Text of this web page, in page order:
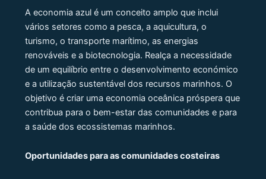
A economia azul é um conceito amplo que inclui
vários setores como a pesca, a aquicultura, o
turismo, o transporte marítimo, as energias
renováveis ​​e a biotecnologia. Realça a necessidade
de um equilíbrio entre o desenvolvimento económico
e a utilização sustentável dos recursos marinhos. O
objetivo é criar uma economia oceânica próspera que
contribua para o bem-estar das comunidades e para
a saúde dos ecossistemas marinhos.
Oportunidades para as comunidades costeiras